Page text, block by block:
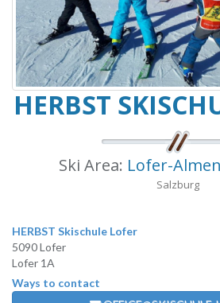
HERBST
Ski Area: Lofer-
Salzburg
HERBST Skischule Lofer
5090 Lofer
Lofer 1A
Ways to contact